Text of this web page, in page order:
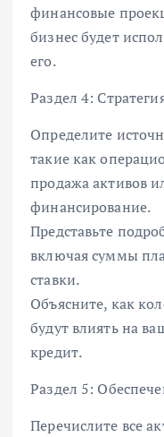
финансовые
бизнес будет
его.
Раздел 4:
Определите
такие как
продажа активов
финансирование.
Представьте
включая суммы
ставки.
Объясните, как
будут влиять на
кредит.
Раздел 5:
Перечислите все